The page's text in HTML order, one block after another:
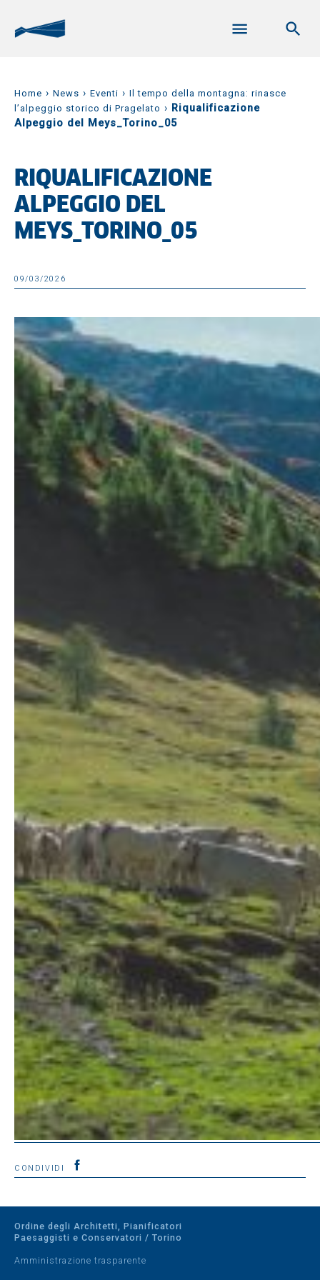
Home › News › Eventi › Il tempo della montagna: rinasce
l’alpeggio storico di Pragelato › Riqualificazione
Alpeggio del Meys_Torino_05
RIQUALIFICAZIONE
ALPEGGIO DEL
MEYS_TORINO_05
09/03/2026
CONDIVIDI
Ordine degli Architetti, Pianificatori
Paesaggisti e Conservatori / Torino
Amministrazione trasparente